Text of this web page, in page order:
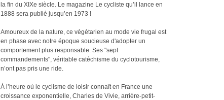
la fin du XIXe siècle. Le magazine Le cycliste qu’il lance en
1888 sera publié jusqu’en 1973 !
Amoureux de la nature, ce végétarien au mode vie frugal est
en phase avec notre époque soucieuse d'adopter un
comportement plus responsable. Ses "sept
commandements", véritable catéchisme du cyclotourisme,
n’ont pas pris une ride.
À l’heure où le cyclisme de loisir connaît en France une
croissance exponentielle, Charles de Vivie, arrière-petit-